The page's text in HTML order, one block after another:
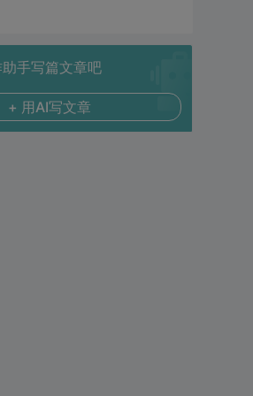
手写篇文章吧
+ 用AI写文章